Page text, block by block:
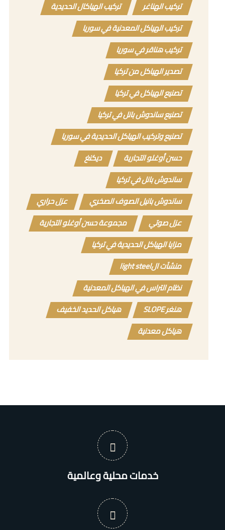
تركيب الهناغر
تركيب الهياكال الحديدية
تركيب الهياكل المعدنية في سوريا
تركيب هناقر في سوريا
تصدير الهياكل من تركيا
تصنيع الهياكل في تركيا
تصنيع ساندوش بانل في تركيا
تصنيع وتركيب الهياكل الحديدية في سوريا
حسن أوغلو التجارية
ديكنغ
ساندوش بانل في تركيا
ساندوش بانيل الصوف الصخري
عزل حراري
عزل صوتي
مجموعة حسن أوغلو التجارية
مزايا الهياكل الحديدية في تركيا
منشآت الlight steel
نظام التراس في الهياكل المعدنية
هنغر SLOPE
هياكل الحديد الخفيف
هياكل معدنية
خدمات محلية وعالمية